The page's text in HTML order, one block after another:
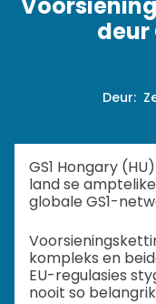
deur
Deur:
GS1 Hongary
land se
globale GS1-
kompleks en
EU-regulasies
nooit so